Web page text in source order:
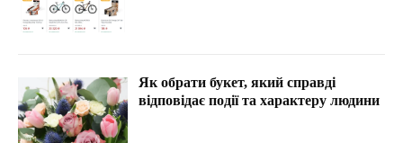
Як обрати букет, який справді
відповідає події та характеру людини